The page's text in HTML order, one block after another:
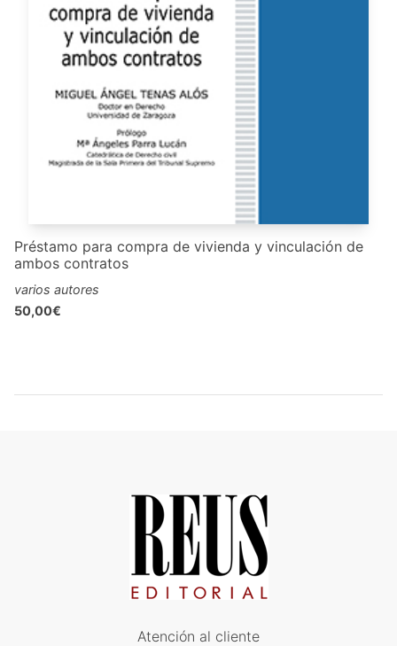
Préstamo para compra de vivienda y vinculación de
ambos contratos
varios autores
50,00€
Atención al cliente